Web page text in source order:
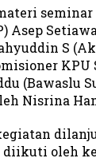
3
-
2
0
2
7
Asep
S
KPU
(Bawaslu
Nisrina
diikuti oleh